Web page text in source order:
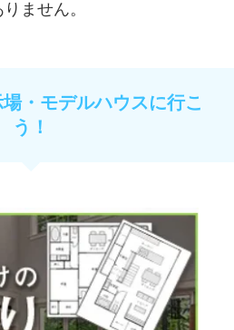
ません。
・モデルハウスに行こ
う！